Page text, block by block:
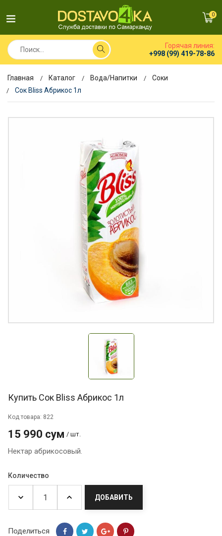
0
Горячая линия:
+998 (99) 419-78-86
Главная Каталог Вода/Напитки
Соки
Сок Bliss Абрикос 1л
Купить Сок Bliss Абрикос 1л
Код товара: 822
15 990 сум / шт.
Нектар абрикосовый.
Количество
ДОБАВИТЬ
Поделиться